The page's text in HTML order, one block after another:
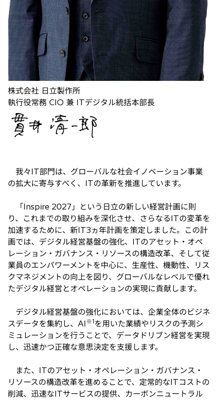
株式会社 日立製作所
執行役常務 CIO 兼 ITデジタル統括本部長
我々IT部門は、グローバルな社会イノベーション事業
の拡大に寄与すべく、ITの革新を推進しています。
「Inspire 2027」という日立の新しい経営計画に則
り、これまでの取り組みを深化させ、さらなるITの変革を
加速するために、新IT3ヵ年計画を策定しました。この計
画では、デジタル経営基盤の強化、ITのアセット・オペ
レーション・ガバナンス・リソースの構造改革、そして従
業員のエンパワーメントを中心に、生産性、機動性、リス
クマネジメントの向上を図り、グローバルなレベルで優れ
たデジタル経営とオペレーションの実現に貢献します。
デジタル経営基盤の強化においては、企業全体のビジネ
スデータを集約し、AI※1を用いた業績やリスクの予測シ
ミュレーションを行うことで、データドリブン経営を実現
し、迅速かつ正確な意思決定を支援します。
また、ITのアセット・オペレーション・ガバナンス・
リソースの構造改革を進めることで、定常的なITコストの
削減、迅速なITサービスの提供、カーボンニュートラル